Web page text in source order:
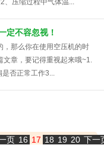
定不容忽视！
，那么你在使用空压机的时
章，要记得重视起来哦~1.
否正常工作3...
页 16 17 18 19 20 下一